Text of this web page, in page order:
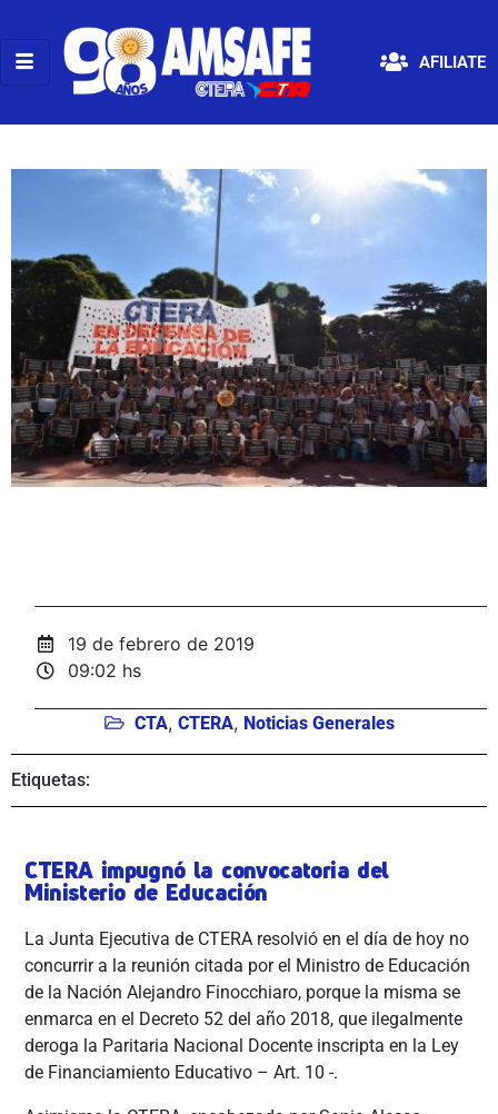
AFILIATE
19 de febrero de 2019
09:02 hs
CTA, CTERA, Noticias Generales
Etiquetas:
CTERA impugnó la convocatoria del
Ministerio de Educación
La Junta Ejecutiva de CTERA resolvió en el día de hoy no
concurrir a la reunión citada por el Ministro de Educación
de la Nación Alejandro Finocchiaro, porque la misma se
enmarca en el Decreto 52 del año 2018, que ilegalmente
deroga la Paritaria Nacional Docente inscripta en la Ley
de Financiamiento Educativo – Art. 10 -.